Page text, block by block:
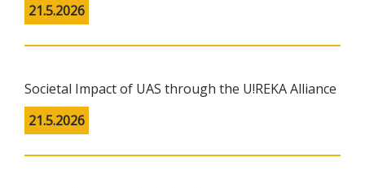
21.5.2026
Societal Impact of UAS through the U!REKA Alliance
21.5.2026